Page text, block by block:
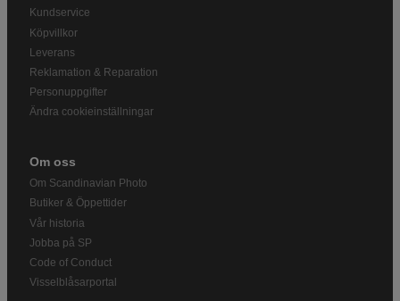
Kundservice
Köpvillkor
Leverans
Reklamation & Reparation
Personuppgifter
Ändra cookieinställningar
Om oss
Om Scandinavian Photo
Butiker & Öppettider
Vår historia
Jobba på SP
Code of Conduct
Visselblåsarportal